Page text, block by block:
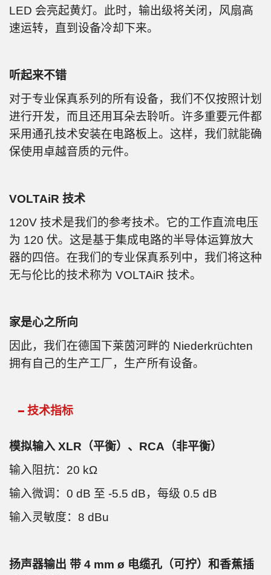
LED 会亮起黄灯。此时，输出级将关闭，风扇高
速运转，直到设备冷却下来。
听起来不错
对于专业保真系列的所有设备，我们不仅按照计划
进行开发，而且还用耳朵去聆听。许多重要元件都
采用通孔技术安装在电路板上。这样，我们就能确
保使用卓越音质的元件。
VOLTAiR 技术
120V 技术是我们的参考技术。它的工作直流电压
为 120 伏。这是基于集成电路的半导体运算放大
器的四倍。在我们的专业保真系列中，我们将这种
无与伦比的技术称为 VOLTAiR 技术。
家是心之所向
因此，我们在德国下莱茵河畔的 Niederkrüchten
拥有自己的生产工厂，生产所有设备。
技术指标
模拟输入 XLR（平衡）、RCA（非平衡）
输入阻抗：20 kΩ
输入微调：0 dB 至 -5.5 dB，每级 0.5 dB
输入灵敏度：8 dBu
扬声器输出 带 4 mm ø 电缆孔（可拧）和香蕉插